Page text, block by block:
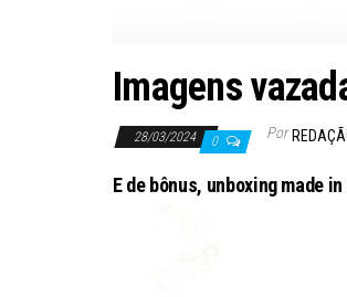
Imagens
28/03/2024 0 Por
E de bônus, unboxing made